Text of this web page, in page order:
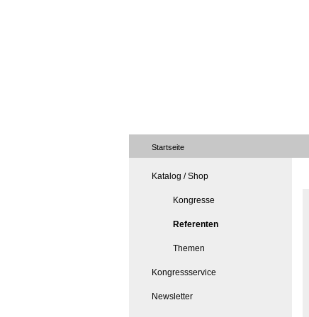
Startseite
Katalog / Shop
Kongresse
Referenten
Themen
Kongressservice
Newsletter